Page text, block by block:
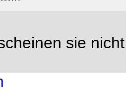
sie